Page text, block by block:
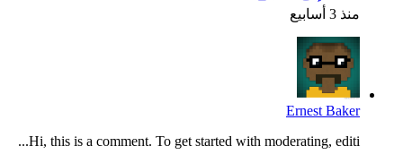
منذ 3 أسابيع
Ernest Baker
Hi, this is a comment. To get started with moderating, editi...